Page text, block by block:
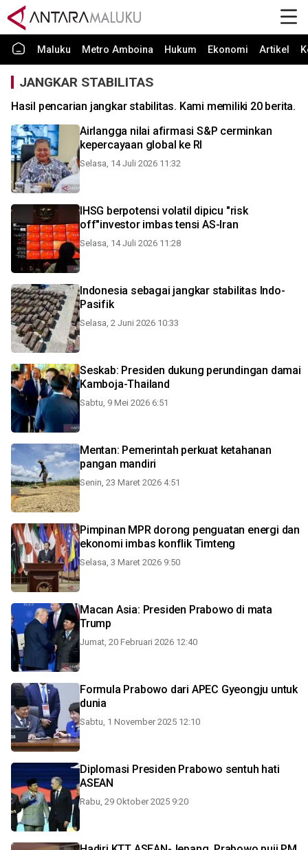
Maluku Metro Amboina Hukum Ekonomi Artikel
JANGKAR STABILITAS
Hasil pencarian jangkar stabilitas. Kami memiliki 20 berita.
Airlangga nilai afirmasi S&P cerminkan
kepercayaan global ke RI
Selasa, 14 Juli 2026 11:32
IHSG berpotensi volatil dipicu "risk
off"investor imbas tensi AS-Iran
Selasa, 14 Juli 2026 11:28
Indonesia sebagai jangkar stabilitas Indo-
Pasifik
Selasa, 2 Juni 2026 10:33
Seskab: Presiden dukung perundingan damai
Kamboja-Thailand
Sabtu, 9 Mei 2026 6:51
Mentan: Pemerintah perkuat ketahanan
pangan mandiri
Senin, 23 Maret 2026 4:51
Pimpinan MPR dorong penguatan energi dan
ekonomi imbas konflik Timteng
Selasa, 3 Maret 2026 9:50
Macan Asia: Presiden Prabowo di mata
Trump
Jumat, 20 Februari 2026 12:40
Formula Prabowo dari APEC Gyeongju untuk
dunia
Sabtu, 1 November 2025 12:10
Diplomasi Presiden Prabowo sentuh hati
ASEAN
Rabu, 29 Oktober 2025 9:20